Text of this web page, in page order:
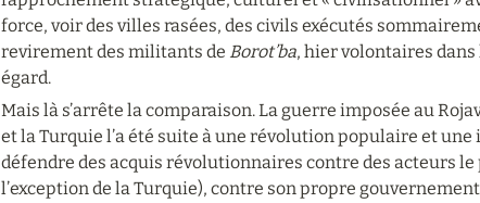
force, voir des villes rasées, des civils exécutés
revirement des militants de Borot’ba, hier volontaires
égard.
Mais là s’arrête la comparaison. La guerre imposée au
et la Turquie l’a été suite à une révolution populaire et une
défendre des acquis révolutionnaires contre des acteurs le
l’exception de la Turquie), contre son propre